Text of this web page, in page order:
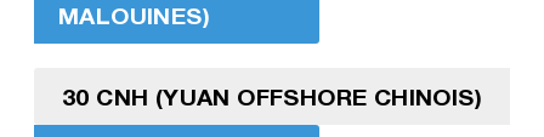
MALOUINES)
30 CNH (YUAN OFFSHORE CHINOIS)